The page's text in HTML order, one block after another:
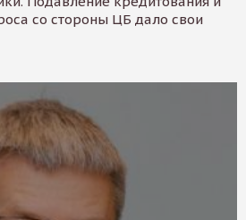
со стороны ЦБ дало свои